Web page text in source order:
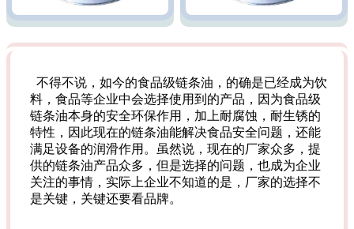
不得不说，如今的食品级链条油，的确是已经成为饮
料，食品等企业中会选择使用到的产品，因为食品级
链条油本身的安全环保作用，加上耐腐蚀，耐生锈的
特性，因此现在的链条油能解决食品安全问题，还能
满足设备的润滑作用。虽然说，现在的厂家众多，提
供的链条油产品众多，但是选择的问题，也成为企业
关注的事情，实际上企业不知道的是，厂家的选择不
是关键，关键还要看品牌。